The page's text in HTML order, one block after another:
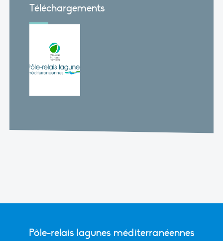
Téléchargements
Pôle-relais lagunes méditerranéennes